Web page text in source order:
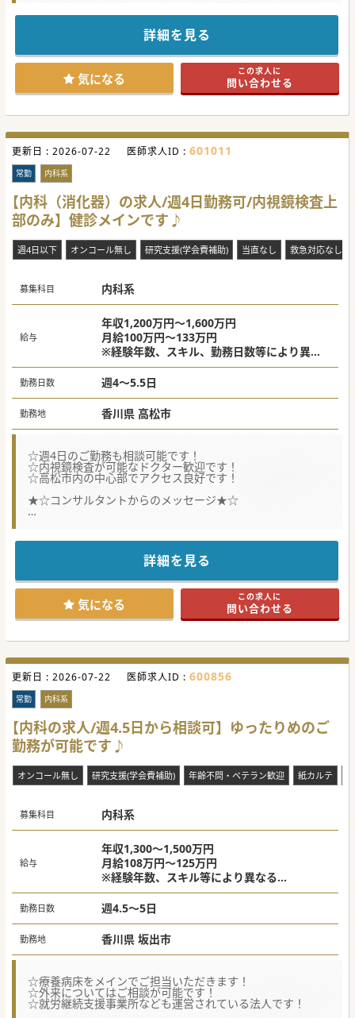
お気軽にお問い合わせください♪
#秋入職可
詳細を見る
気になる この求人に
問い合わせる
更新日 : 2026-07-22 医師求人ID : 601011
常勤 内科系
【内科（消化器）の求人/週4日勤務可/内視鏡検査上
部のみ】健診メインです♪
週4日以下 オンコール無し 研究支援(学会費補助) 当直なし 救急対応なし
募集科目 内科系
給与
年収1,200万円～1,600万円
月給100万円～133万円
※経験年数、スキル、勤務日数等により異な
る
※上記は週5日勤務の場合
勤務日数 週4～5.5日
勤務地 香川県 高松市
☆週4日のご勤務も相談可能です！
☆内視鏡検査が可能なドクター歓迎です！
☆高松市内の中心部でアクセス良好です！
★☆コンサルタントからのメッセージ★☆
が難しい場合でもご応募可能です。
お気軽にお問い合わせください♪
#秋入職可
詳細を見る
気になる この求人に
問い合わせる
更新日 : 2026-07-22 医師求人ID : 600856
常勤 内科系
【内科の求人/週4.5日から相談可】ゆったりめのご
勤務が可能です♪
オンコール無し 研究支援(学会費補助) 年齢不問・ベテラン歓迎 紙カルテ
募集科目 内科系
給与
年収1,300～1,500万円
月給108万円～125万円
※経験年数、スキル等により異なる
当直代は別途支給
勤務日数 週4.5～5日
勤務地 香川県 坂出市
☆療養病床をメインでご担当いただきます！
☆外来についてはご相談が可能です！
☆就労継続支援事業所なども運営されている法人です！